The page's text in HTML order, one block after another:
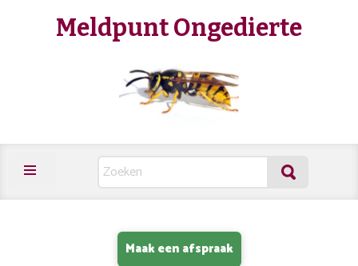
Meldpunt Ongedierte
Maak een afspraak